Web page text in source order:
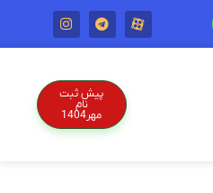
پیش ثبت
نام
مهر1404